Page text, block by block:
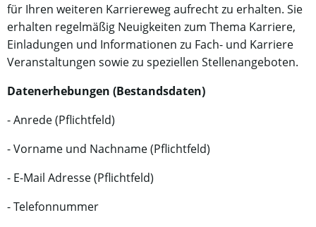
für Ihren weiteren Karriereweg aufrecht zu erhalten. Sie
erhalten regelmäßig Neuigkeiten zum Thema Karriere,
Einladungen und Informationen zu Fach- und Karriere
Veranstaltungen sowie zu speziellen Stellenangeboten.
Datenerhebungen (Bestandsdaten)
- Anrede (Pflichtfeld)
- Vorname und Nachname (Pflichtfeld)
- E-Mail Adresse (Pflichtfeld)
- Telefonnummer